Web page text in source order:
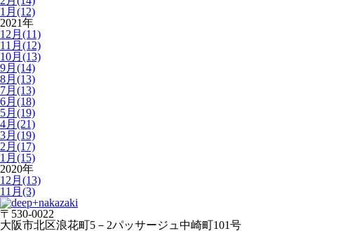
1月(12)
2021年
12月(11)
11月(12)
10月(13)
9月(14)
8月(13)
7月(13)
6月(18)
5月(19)
4月(21)
3月(19)
2月(17)
1月(15)
2020年
12月(13)
11月(3)
〒530-0022
大阪市北区浪花町5－2パッサージュ中崎町101号